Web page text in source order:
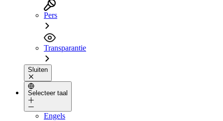
Pers
Transparantie
Sluiten
Selecteer taal
Engels